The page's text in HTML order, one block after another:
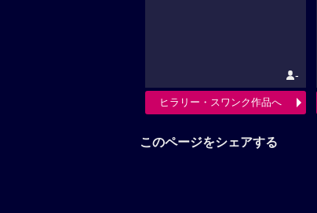
-
ヒラリー・スワンク作品へ
このページをシェアする